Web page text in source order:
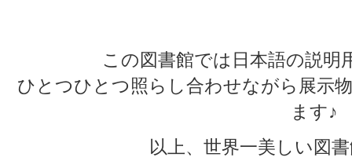
この図書館では日本語の説明
ひとつひとつ照らし合わせながら展示
ます♪
以上、世界一美しい図